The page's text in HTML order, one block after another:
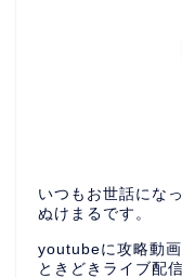
いつもお世話にな
ぬけまるです。
youtubeに攻略動画
ときどきライブ配